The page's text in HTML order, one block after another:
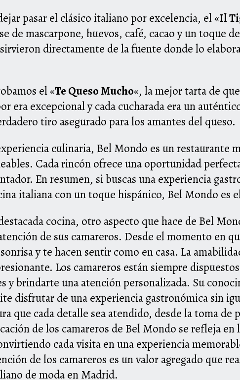
pasar el clásico italiano por excelencia, el «Il
de mascarpone, huevos, café, cacao y un toque
directamente de la fuente donde lo
el «Te Queso Mucho«, la mejor tarta de
era excepcional y cada cucharada era un
tiro asegurado para los amantes del queso.
culinaria, Bel Mondo es un restaurante
Cada rincón ofrece una oportunidad
En resumen, si buscas una experiencia
italiana con un toque hispánico, Bel Mondo es
cocina, otro aspecto que hace de Bel
de sus camareros. Desde el momento en
y te hacen sentir como en casa. La
Los camareros están siempre
y brindarte una atención personalizada. Su
disfrutar de una experiencia gastronómica sin
que cada detalle sea atendido, desde la toma de
de los camareros de Bel Mondo se refleja
cada visita en una experiencia
de los camareros es un valor agregado que
de moda en Madrid.